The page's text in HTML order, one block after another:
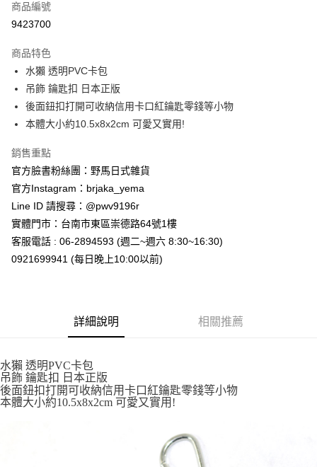
信用卡分期付款
合作金庫商業銀行
華南商業銀行
上海商業儲蓄銀行
國泰世華商業銀行
兆豐國際商業銀行
臺灣中小企業銀行
台中商業銀行
聯邦商業銀行
元大商業銀行
台新國際商業銀行
台灣樂天信用卡公司
超商取貨付款
LINE Pay
Apple Pay
悠遊付
Google Pay
ATM付款
運送方式
付款後全家取貨
7-11取貨付款
每筆NT$65，滿NT$999(含以上)免運費
每筆NT$65，滿NT$999(含以上)免運費
商品編號
9423700
商品特色
水獺 透明PVC卡包
吊飾 鑰匙扣 日本正版
後面鈕扣打開可收納信用卡口紅鑰匙零錢等小物
本體大小約10.5x8x2cm 可愛又實用!
銷售重點
官方臉書粉絲團：野馬日式雜貨
官方Instagram：brjaka_yema
Line ID 請搜尋：@pwv9196r
實體門市：台南市東區崇德路64號1樓
客服電話 : 06-2894593 (週二~週六 8:30~16:30)
0921699941 (每日晚上10:00以前)
詳細說明 相關推薦
水獺 透明PVC卡包
吊飾 鑰匙扣 日本正版
後面鈕扣打開可收納信用卡口紅鑰匙零錢等小物
本體大小約10.5x8x2cm 可愛又實用!